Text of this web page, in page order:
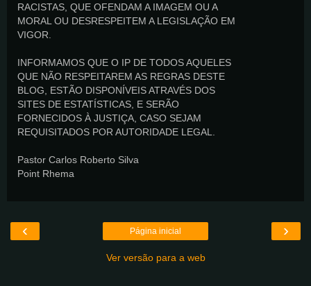
RACISTAS, QUE OFENDAM A IMAGEM OU A
MORAL OU DESRESPEITEM A LEGISLAÇÃO EM
VIGOR.
INFORMAMOS QUE O IP DE TODOS AQUELES
QUE NÃO RESPEITAREM AS REGRAS DESTE
BLOG, ESTÃO DISPONÍVEIS ATRAVÉS DOS
SITES DE ESTATÍSTICAS, E SERÃO
FORNECIDOS À JUSTIÇA, CASO SEJAM
REQUISITADOS POR AUTORIDADE LEGAL.
Pastor Carlos Roberto Silva
Point Rhema
‹ ›
Página inicial
Ver versão para a web